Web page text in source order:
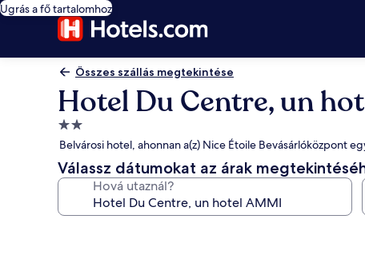
Ugrás a fő tartalomhoz
Összes szállás megtekintése
Hotel Du Centre, un
2.0
csillagos
szálláshely
Belvárosi hotel, ahonnan a(z) Nice Étoile Bevásárlóközpont
Válassz dátumokat az árak
Hová utaznál?